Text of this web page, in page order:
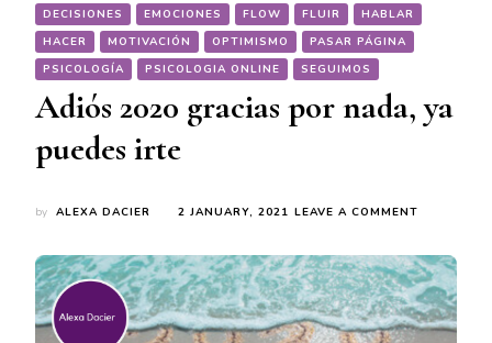
DECISIONES
EMOCIONES FLOW FLUIR
HABLAR
HACER
MOTIVACIÓN OPTIMISMO
PASAR PÁGINA
PSICOLOGÍA
PSICOLOGIA ONLINE SEGUIMOS
Adiós 2020 gracias por nada, ya
puedes irte
by ALEXA DACIER 2 JANUARY, 2021 LEAVE A COMMENT
GRACIAS
POR
NADA,
YA